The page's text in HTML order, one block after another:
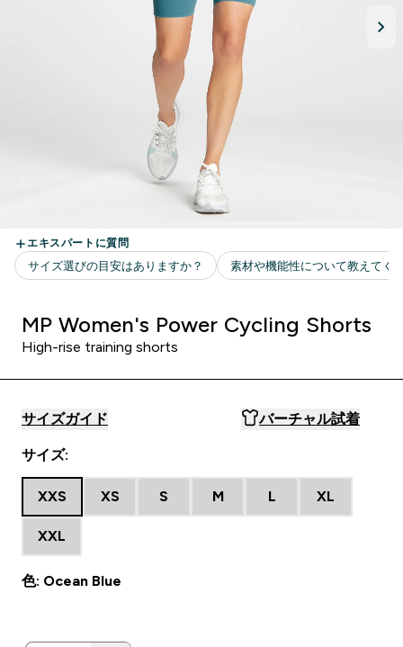
MP Women's Power Cycling Shorts
High-rise training shorts
サイズガイド バーチャル試着
サイズ:
XXS XS S M L XL
XXL
色: Ocean Blue